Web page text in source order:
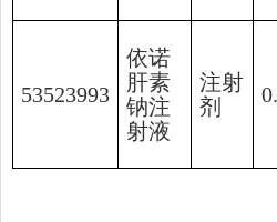
53523993
依诺
肝素
钠注
射液
注射
剂